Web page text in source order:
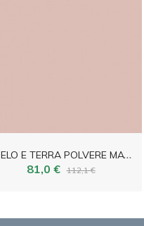
C
IELO E TERRA POLVERE MAT 119,8x119,8
81,0 € 112,1 €